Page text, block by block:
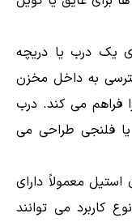
یک درب یا دریچه
به داخل مخزن
فراهم می کند. درب
فلنجی طراحی می
معمولاً دارای
کاربرد می توانند